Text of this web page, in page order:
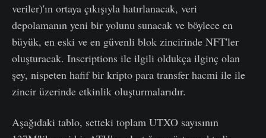
veriler)'ın ortaya çıkışıyla hatırlanacak, veri
depolamanın yeni bir yolunu sunacak ve böylece en
büyük, en eski ve en güvenli blok zincirinde NFT'ler
oluşturacak. Inscriptions ile ilgili oldukça ilginç olan
şey, nispeten hafif bir kripto para transfer hacmi ile ile
zincir üzerinde etkinlik oluşturmalarıdır.
Aşağıdaki tablo, setteki toplam UTXO sayısının